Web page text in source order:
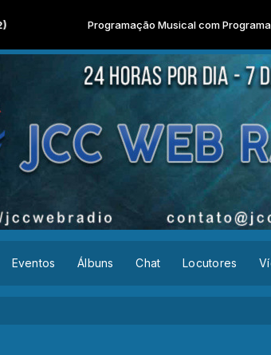
Programação Musical com Programação Musical
Eventos Álbuns Chat Locutores